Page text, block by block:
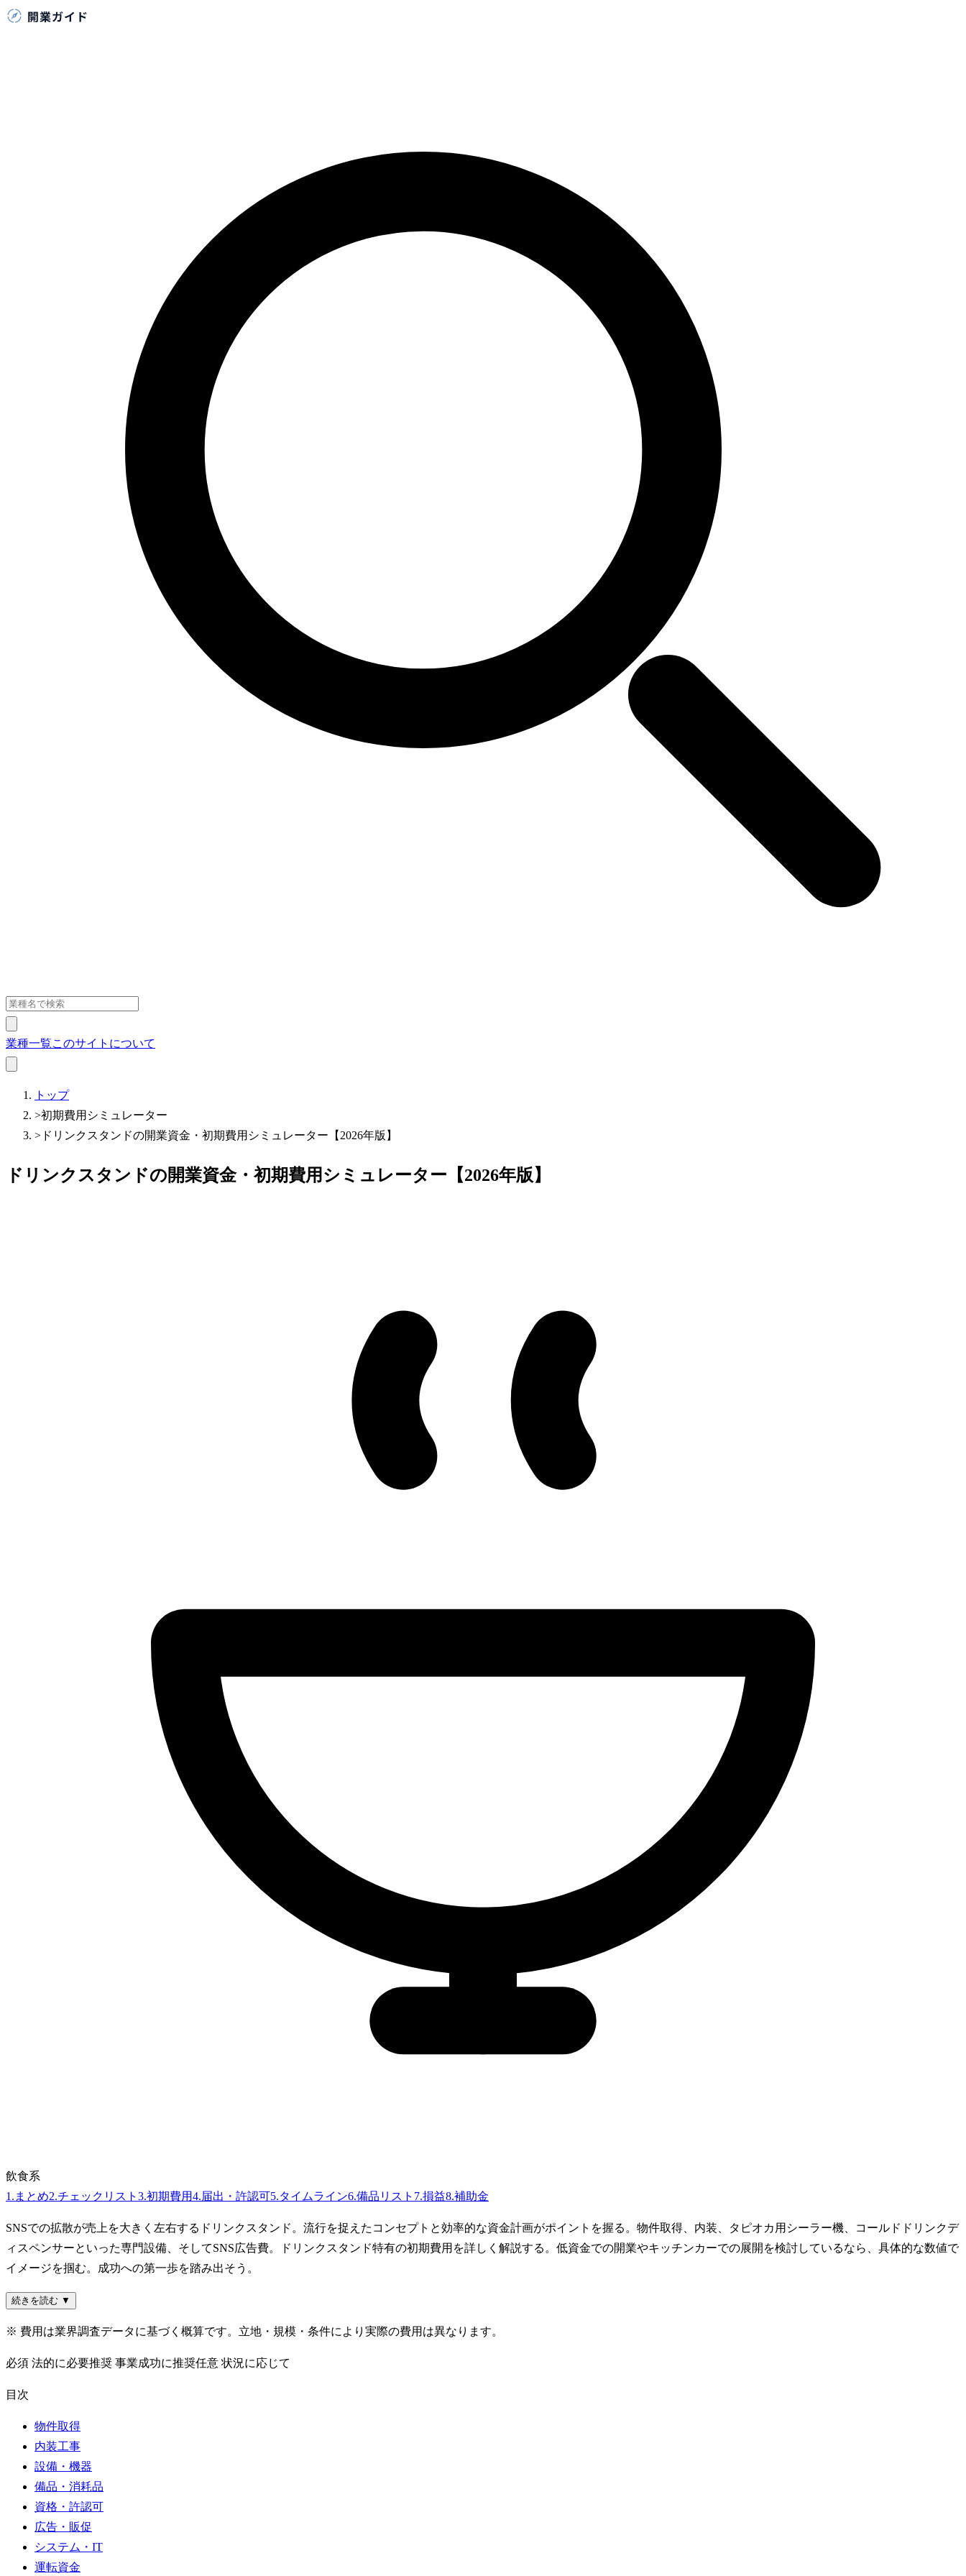
業種一覧このサイトについて
トップ
>初期費用シミュレーター
> ドリンクスタンドの開業資金・初期費用シミュレーター【2026年版】
ドリンクスタンドの開業資金・初期費用シミュレーター【2026年版】
飲食系
1 . まとめ2.チェックリスト 3.初期費用4.届出・許認可5.タイムライン6.備品リスト 7.損益8.補助金
SNSでの拡散が売上を大きく左右するドリンクスタンド。流行を捉えたコンセプトと効率的な資金計画がポイントを握る。物件取得、内装、タピオカ用シーラー機、コールドドリンクデ
ィスペンサーといった専門設備、そしてSNS広告費。ドリンクスタンド特有の初期費用を詳しく解説する。低資金での開業やキッチンカーでの展開を検討しているなら、具体的な数値で
イメージを掴む。成功への第一歩を踏み出そう。
続きを読む ▼
※ 費用は業界調査データに基づく概算です。立地・規模・条件により実際の費用は異なります。
必須 法的に必要推奨 事業成功に推奨任意 状況に応じて
目次
物件取得
内装工事
設備・機器
備品・消耗品
資格・許認可
広告・販促
システム・IT
運転資金